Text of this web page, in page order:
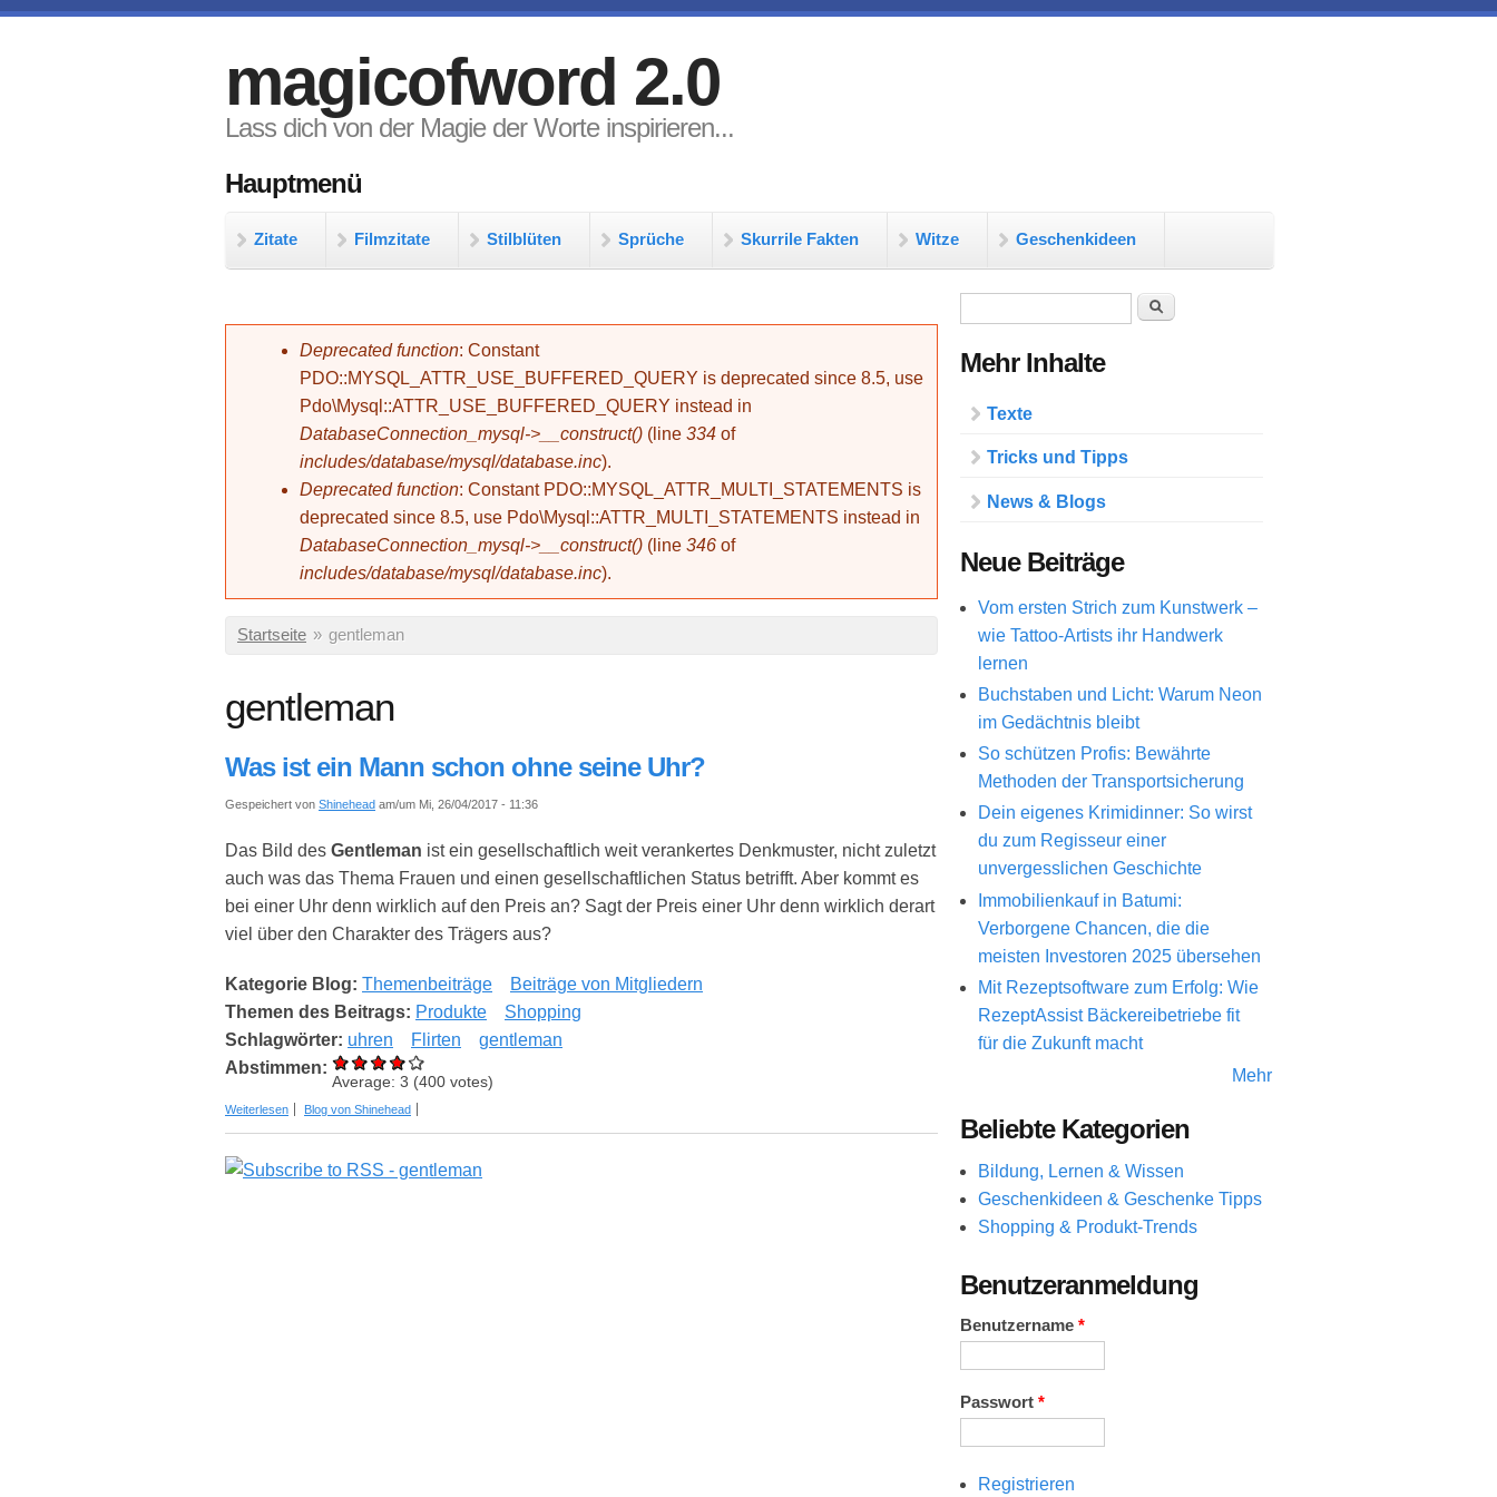
magicofword 2.0
Lass dich von der Magie der Worte inspirieren...
Hauptmenü
Zitate Filmzitate Stilblüten Sprüche Skurrile Fakten Witze Geschenkideen
Fehlermeldung
Deprecated function: Constant
PDO::MYSQL_ATTR_USE_BUFFERED_QUERY is deprecated since 8.5, use
Pdo\Mysql::ATTR_USE_BUFFERED_QUERY instead in
DatabaseConnection_mysql->__construct() (line 334 of
includes/database/mysql/database.inc).
Deprecated function: Constant PDO::MYSQL_ATTR_MULTI_STATEMENTS is
deprecated since 8.5, use Pdo\Mysql::ATTR_MULTI_STATEMENTS instead in
DatabaseConnection_mysql->__construct() (line 346 of
includes/database/mysql/database.inc).
Sie sind hier
Startseite » gentleman
gentleman
Was ist ein Mann schon ohne seine Uhr?
Gespeichert von Shinehead am/um Mi, 26/04/2017 - 11:36
Das Bild des Gentleman ist ein gesellschaftlich weit verankertes Denkmuster, nicht zuletzt
auch was das Thema Frauen und einen gesellschaftlichen Status betrifft. Aber kommt es
bei einer Uhr denn wirklich auf den Preis an? Sagt der Preis einer Uhr denn wirklich derart
viel über den Charakter des Trägers aus?
Kategorie Blog: Themenbeiträge
Beiträge von Mitgliedern
Themen des Beitrags: Produkte
Shopping
Schlagwörter: uhren Flirten
gentleman
Abstimmen:
Average: 3 (400 votes)
Weiterlesen über Was ist ein Mann schon ohne seine Uhr?
Blog von Shinehead
Suche
Mehr Inhalte
Texte
Tricks und Tipps
News & Blogs
Neue Beiträge
Vom ersten Strich zum Kunstwerk –
wie Tattoo-Artists ihr Handwerk
lernen
Buchstaben und Licht: Warum Neon
im Gedächtnis bleibt
So schützen Profis: Bewährte
Methoden der Transportsicherung
Dein eigenes Krimidinner: So wirst
du zum Regisseur einer
unvergesslichen Geschichte
Immobilienkauf in Batumi:
Verborgene Chancen, die die
meisten Investoren 2025 übersehen
Mit Rezeptsoftware zum Erfolg: Wie
RezeptAssist Bäckereibetriebe fit
für die Zukunft macht
Mehr
Beliebte Kategorien
Bildung, Lernen & Wissen
Geschenkideen & Geschenke Tipps
Shopping & Produkt-Trends
Benutzeranmeldung
Benutzername *
Passwort *
Registrieren